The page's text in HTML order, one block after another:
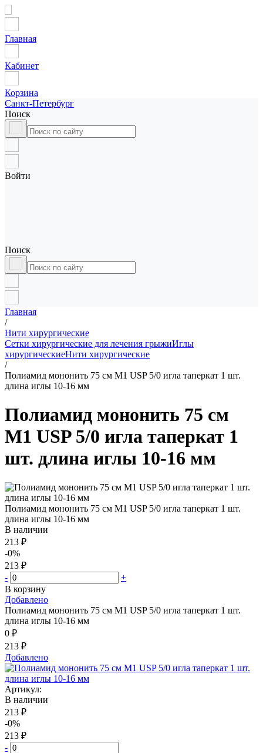
Главная
Кабинет
Корзина
Санкт-Петербург
Поиск
Войти
Поиск
Главная
/
Нити хирургические
Сетки хирургические для лечения грыжиИглы
хирургическиеНити хирургические
/
Полиамид мононить 75 см М1 USP 5/0 игла таперкат 1 шт.
длина иглы 10-16 мм
Полиамид мононить 75 см
М1 USP 5/0 игла таперкат 1
шт. длина иглы 10-16 мм
Полиамид мононить 75 см М1 USP 5/0 игла таперкат 1 шт.
длина иглы 10-16 мм
В наличии
213 ₽
-0%
213 ₽
-
+
В корзину
Добавлено
Полиамид мононить 75 см М1 USP 5/0 игла таперкат 1 шт.
длина иглы 10-16 мм
0 ₽
213 ₽
Добавлено
Артикул:
В наличии
213 ₽
-0%
213 ₽
-